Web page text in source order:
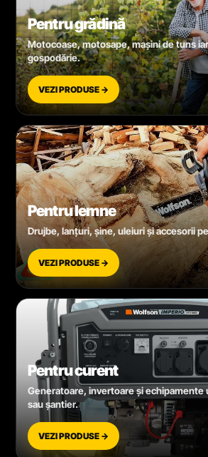
Pentru grădină
Motocoase, motosape, mașini de tuns
gospodărie.
VEZI PRODUSE →
Pentru lemne
Drujbe, lanțuri, șine, uleiuri și accesorii
VEZI PRODUSE →
Pentru curent
Generatoare, invertoare și echipamente
sau șantier.
VEZI PRODUSE →